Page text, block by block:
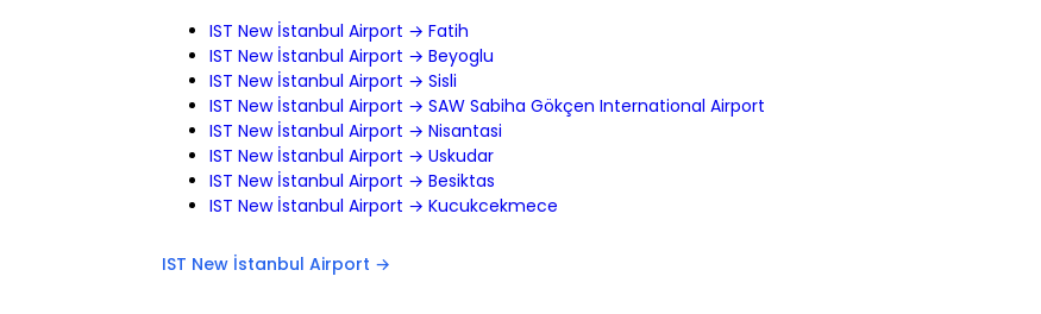
IST New İstanbul Airport → Fatih
IST New İstanbul Airport → Beyoglu
IST New İstanbul Airport → Sisli
IST New İstanbul Airport → SAW Sabiha Gökçen International Airport
IST New İstanbul Airport → Nisantasi
IST New İstanbul Airport → Uskudar
IST New İstanbul Airport → Besiktas
IST New İstanbul Airport → Kucukcekmece
IST New İstanbul Airport →